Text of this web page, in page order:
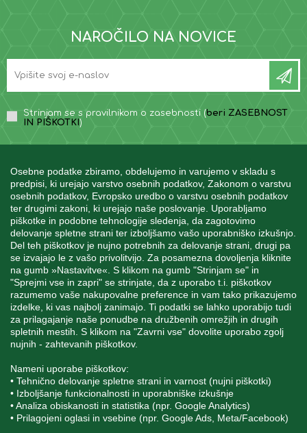
Osebne podatke zbiramo, obdelujemo in varujemo v skladu s
predpisi, ki urejajo varstvo osebnih podatkov, Zakonom o varstvu
osebnih podatkov, Evropsko uredbo o varstvu osebnih podatkov
ter drugimi zakoni, ki urejajo naše poslovanje. Uporabljamo
piškotke in podobne tehnologije sledenja, da zagotovimo
delovanje spletne strani ter izboljšamo vašo uporabniško izkušnjo.
Del teh piškotkov je nujno potrebnih za delovanje strani, drugi pa
se izvajajo le z vašo privolitvijo. Za posamezna dovoljenja kliknite
na gumb »Nastavitve«. S klikom na gumb "Strinjam se" in
"Sprejmi vse in zapri" se strinjate, da z uporabo t.i. piškotkov
razumemo vaše nakupovalne preference in vam tako prikazujemo
izdelke, ki vas najbolj zanimajo. Ti podatki se lahko uporabijo tudi
za prilagajanje naše ponudbe na družbenih omrežjih in drugih
spletnih mestih. S klikom na "Zavrni vse" dovolite uporabo zgolj
nujnih - zahtevanih piškotkov.
Nameni uporabe piškotkov:
• Tehnično delovanje spletne strani in varnost (nujni piškotki)
• Izboljšanje funkcionalnosti in uporabniške izkušnje
• Analiza obiskanosti in statistika (npr. Google Analytics)
• Prilagojeni oglasi in vsebine (npr. Google Ads, Meta/Facebook)
NAROČILO NA NOVICE
Strinjam se s pravilnikom o zasebnosti (beri ZASEBNOST
IN PIŠKOTKI )
INFORMACIJE
MOJ RAČUN
STORITEV ZA STRANKE
SPREMLJAJTE NAS
Blatnica 8, 1236 Trzin